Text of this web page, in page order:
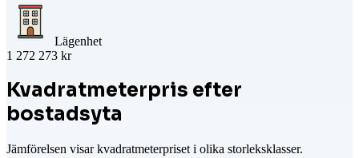
Lägenhet
1 272 273 kr
Kvadratmeterpris efter
bostadsyta
Jämförelsen visar kvadratmeterpriset i olika storleksklasser.